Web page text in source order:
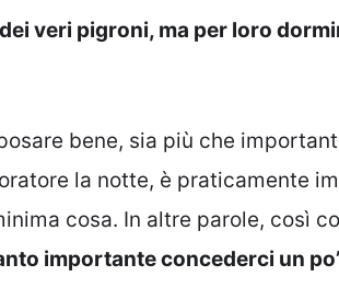
veri pigroni, ma per loro
bene, sia più che
la notte, è praticamente
cosa. In altre parole, così
importante concederci un